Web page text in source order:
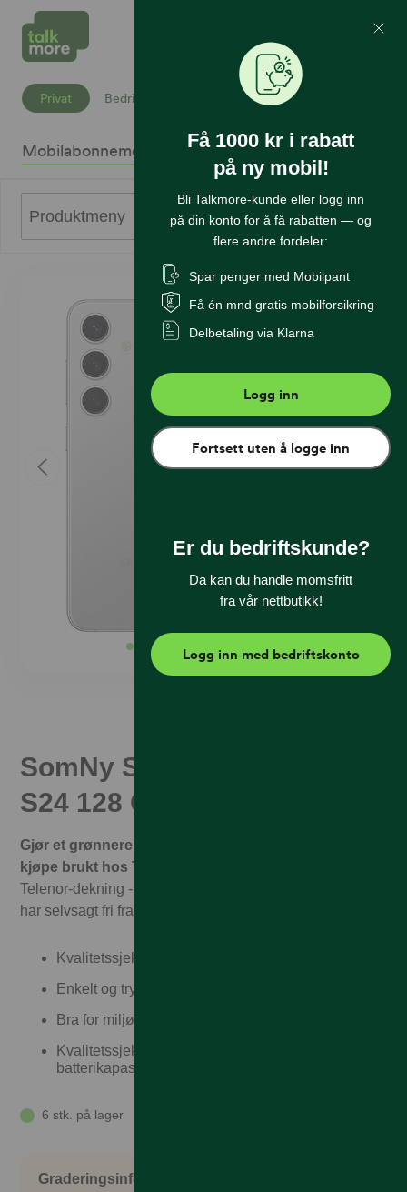
Mine Sider
Privat Bedrift
Mobilabonnement Mobiltelefoner InternettSikkerhet
Produktmeny
SomNy Samsung Galaxy
S24 128 GB Marble Gray (B)
Gjør et grønnere valg og spar penger. Det er trygt å
kjøpe brukt hos Talkmore!
Telenor-dekning - til Talkmorepriser, ingen binding, og vi
har selvsagt fri frakt og rask levering
Kvalitetssjekket
Enkelt og trygt
Bra for miljøet
Kvalitetssjekket, garantert over 80%
batterikapasitet
6 stk. på lager
Graderingsinformasjon
Få 1000 kr i rabatt
på ny mobil!
Bli Talkmore-kunde eller logg inn
på din konto for å få rabatten — og
flere andre fordeler:
Spar penger med Mobilpant
Få én mnd gratis mobilforsikring
Delbetaling via Klarna
Logg inn
Fortsett uten å logge inn
Er du bedriftskunde?
Da kan du handle momsfritt
fra vår nettbutikk!
Logg inn med bedriftskonto